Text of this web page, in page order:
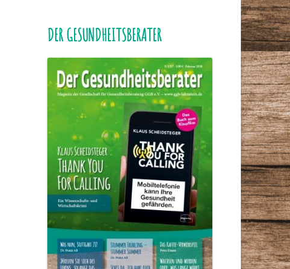
DER GESUNDHEITSBERATER